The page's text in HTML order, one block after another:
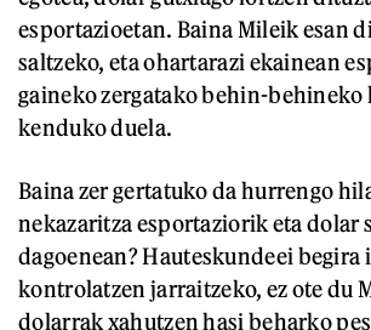
esportazioetan. Baina Mileik esan
saltzeko, eta ohartarazi ekainean
gaineko zergatako behin-behineko
kenduko duela.
Baina zer gertatuko da hurrengo
nekazaritza esportaziorik eta dolar
dagoenean? Hauteskundeei begira
kontrolatzen jarraitzeko, ez ote du
dolarrak xahutzen hasi beharko